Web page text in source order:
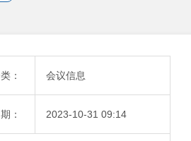
： 会议信息
： 2023-10-31 09:14